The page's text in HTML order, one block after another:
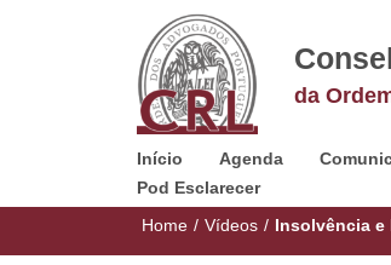
da
Início Agenda
Pod Esclarecer
Home / Vídeos / Insolvência e